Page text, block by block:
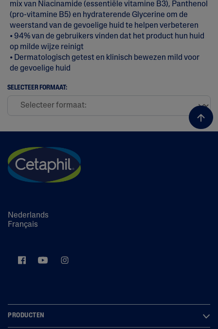
mix van Niacinamide (essentiële vitamine B3), Panthenol
(pro-vitamine B5) en hydraterende Glycerine om de
weerstand van de gevoelige huid te helpen verbeteren
• 94% van de gebruikers vinden dat het product hun huid
op milde wijze reinigt
• Dermatologisch getest en klinisch bewezen mild voor
de gevoelige huid
SELECTEER FORMAAT:
Nederlands
Français
PRODUCTEN